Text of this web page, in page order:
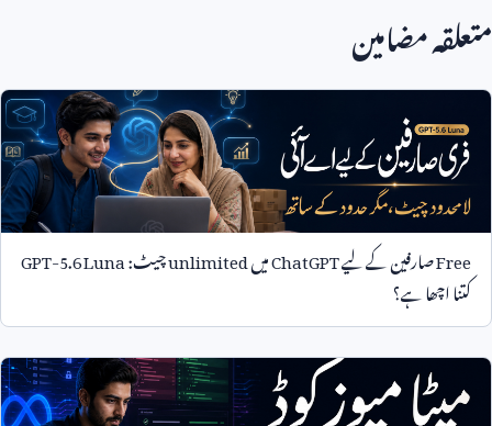
متعلقہ مضامین
Freeصارفین کے لیےChatGPTمیںunlimitedچیٹ:GPT-5.6 Luna
کتنا اچھا ہے؟